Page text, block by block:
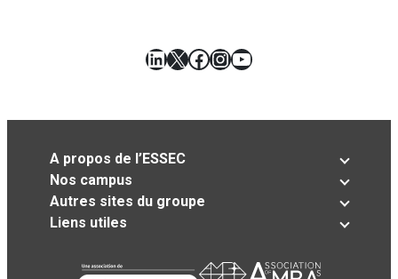
LinkedIn
X Facebook
Instagram
YouTube
A propos de l’ESSEC
Nos campus
Autres sites du groupe
Liens utiles